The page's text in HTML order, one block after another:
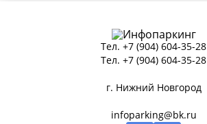
Тел. +7 (904) 604-35-28
Тел. +7 (904) 604-35-28
г. Нижний Новгород
infoparking@bk.ru